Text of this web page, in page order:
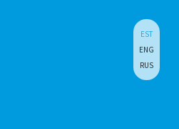
EST
ENG
RUS